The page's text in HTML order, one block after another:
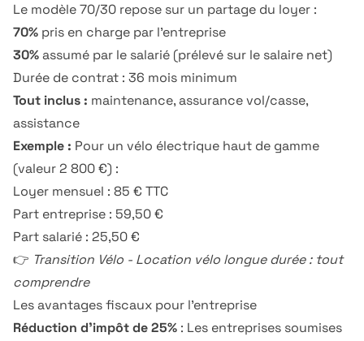
Le modèle 70/30 repose sur un partage du loyer :
70% pris en charge par l'entreprise
30%assumé par le salarié (prélevé sur le salaire net)
Durée de contrat : 36 mois minimum
Tout inclus : maintenance, assurance vol/casse,
assistance
Exemple : Pour un vélo électrique haut de gamme
(valeur 2 800 €) :
Loyer mensuel : 85 € TTC
Part entreprise : 59,50 €
Part salarié : 25,50 €
👉 Transition Vélo - Location vélo longue durée : tout
comprendre
Les avantages fiscaux pour l'entreprise
Réduction d'impôt de 25% : Les entreprises soumises